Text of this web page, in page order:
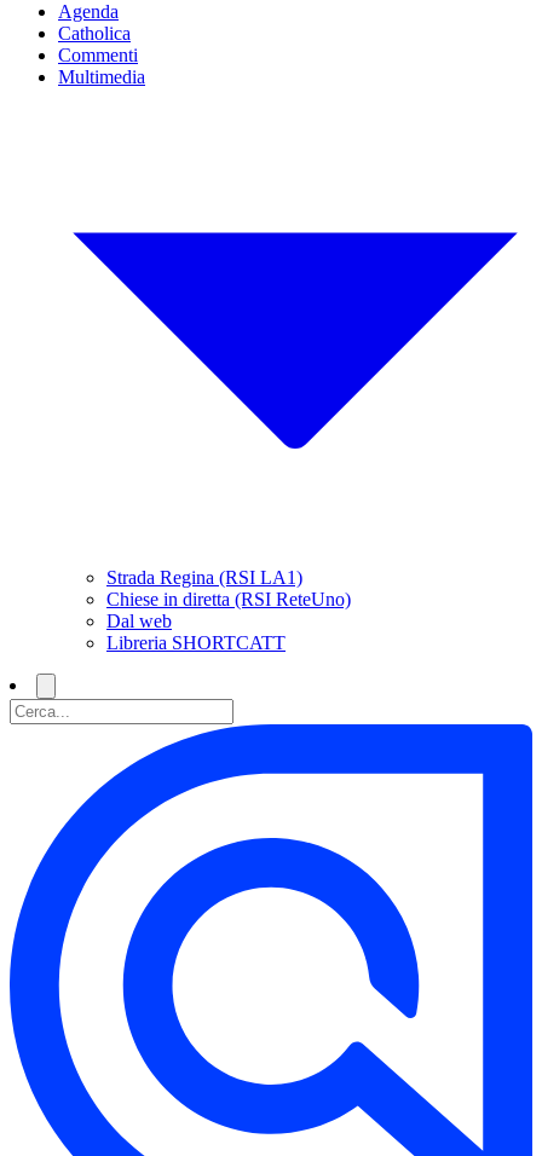
Agenda
Catholica
Commenti
Multimedia
Strada Regina (RSI LA1)
Chiese in diretta (RSI ReteUno)
Dal web
Libreria SHORTCATT